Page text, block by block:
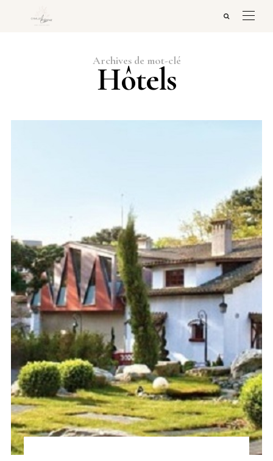
Archives de mot-clé
Hôtels